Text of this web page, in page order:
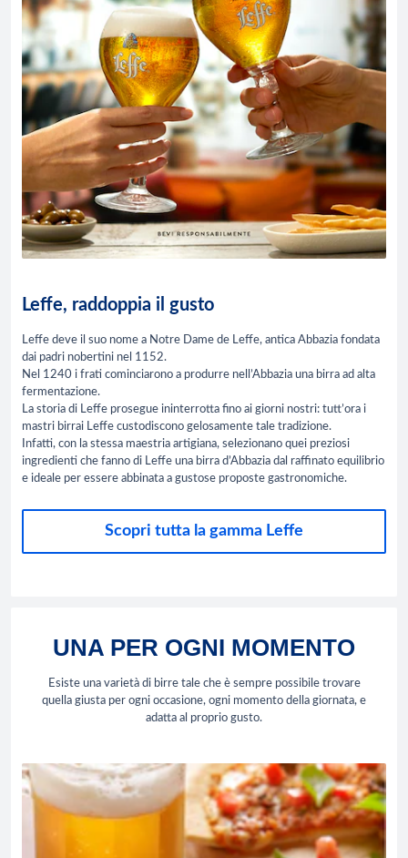
Leffe, raddoppia il gusto
Leffe deve il suo nome a Notre Dame de Leffe, antica Abbazia fondata
dai padri nobertini nel 1152.
Nel 1240 i frati cominciarono a produrre nell’Abbazia una birra ad alta
fermentazione.
La storia di Leffe prosegue ininterrotta fino ai giorni nostri: tutt’ora i
mastri birrai Leffe custodiscono gelosamente tale tradizione.
Infatti, con la stessa maestria artigiana, selezionano quei preziosi
ingredienti che fanno di Leffe una birra d’Abbazia dal raffinato equilibrio
e ideale per essere abbinata a gustose proposte gastronomiche.
Scopri tutta la gamma Leffe
UNA PER OGNI MOMENTO
Esiste una varietà di birre tale che è sempre possibile trovare
quella giusta per ogni occasione, ogni momento della giornata, e
adatta al proprio gusto.